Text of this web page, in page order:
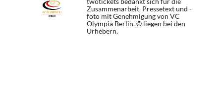
Zusammenarbeit. Pressetext und -
foto mit Genehmigung von VC
Olympia Berlin. © liegen bei den
Urhebern.